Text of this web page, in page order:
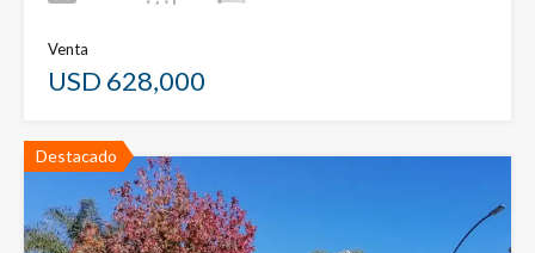
Venta
USD 628,000
Destacado